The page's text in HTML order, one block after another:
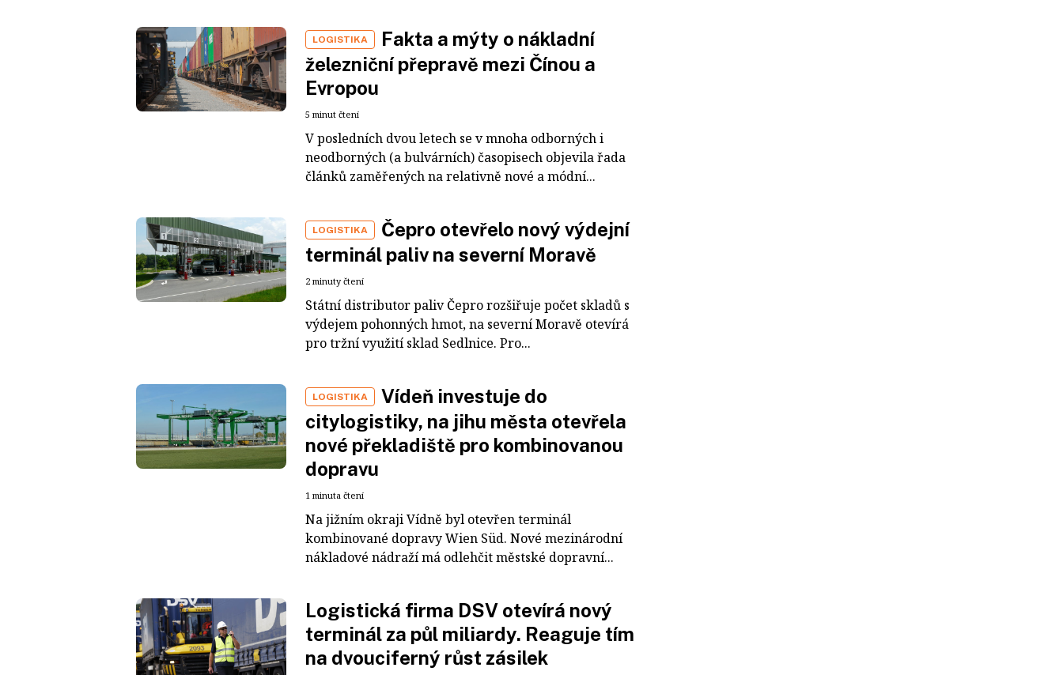
LOGISTIKA
Fakta a mýty o nákladní
železniční přepravě mezi Čínou a
Evropou
5 minut čtení
V posledních dvou letech se v mnoha odborných i
neodborných (a bulvárních) časopisech objevila řada
článků zaměřených na relativně nové a módní...
LOGISTIKA
Čepro otevřelo nový výdejní
terminál paliv na severní Moravě
2 minuty čtení
Státní distributor paliv Čepro rozšiřuje počet skladů s
výdejem pohonných hmot, na severní Moravě otevírá
pro tržní využití sklad Sedlnice. Pro...
LOGISTIKA
Vídeň investuje do
citylogistiky, na jihu města otevřela
nové překladiště pro kombinovanou
dopravu
1 minuta čtení
Na jižním okraji Vídně byl otevřen terminál
kombinované dopravy Wien Süd. Nové mezinárodní
nákladové nádraží má odlehčit městské dopravní...
Logistická firma DSV otevírá nový
terminál za půl miliardy. Reaguje tím
na dvouciferný růst zásilek